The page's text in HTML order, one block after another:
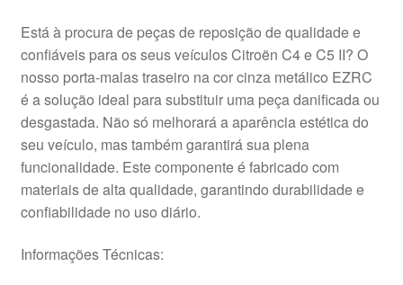
Está à procura de peças de reposição de qualidade e
confiáveis para os seus veículos Citroën C4 e C5 II? O
nosso porta-malas traseiro na cor cinza metálico EZRC
é a solução ideal para substituir uma peça danificada ou
desgastada. Não só melhorará a aparência estética do
seu veículo, mas também garantirá sua plena
funcionalidade. Este componente é fabricado com
materiais de alta qualidade, garantindo durabilidade e
confiabilidade no uso diário.
Informações Técnicas: